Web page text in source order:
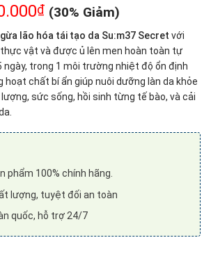
₫ (30% Giảm)
lão hóa tái tạo da Su:m37 Secret với
vật và được ủ lên men hoàn toàn tự
ngày, trong 1 môi trường nhiệt độ ổn định
hoạt chất bí ẩn giúp nuôi dưỡng làn da khỏe
sức sống, hồi sinh từng tế bào, và cải
phẩm 100% chính hãng.
lượng, tuyệt đối an toàn
quốc, hỗ trợ 24/7